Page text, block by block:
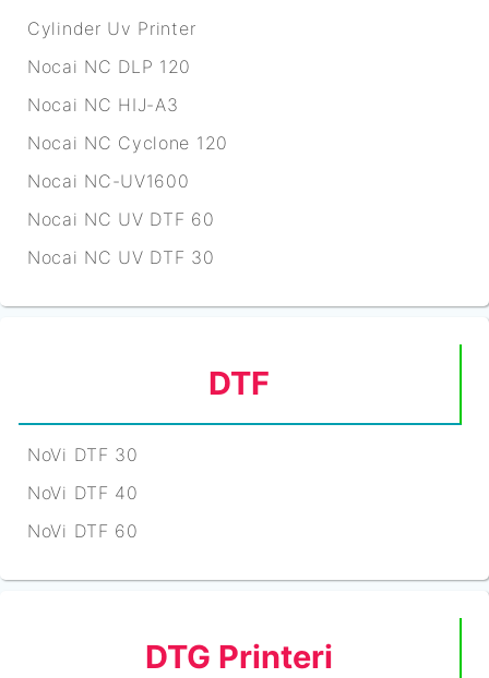
Cylinder Uv Printer
Nocai NC DLP 120
Nocai NC HIJ-A3
Nocai NC Cyclone 120
Nocai NC-UV1600
Nocai NC UV DTF 60
Nocai NC UV DTF 30
DTF
NoVi DTF 30
NoVi DTF 40
NoVi DTF 60
DTG Printeri